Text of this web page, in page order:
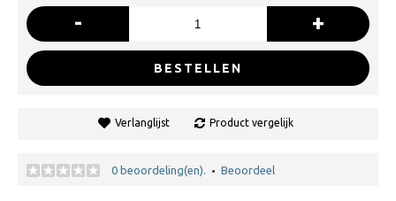
- +
BESTELLEN
Verlanglijst Product vergelijk
0 beoordeling(en). • Beoordeel